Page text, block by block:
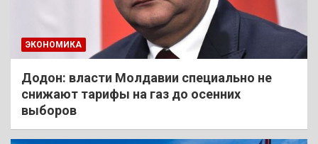
ЭКОНОМИКА
Додон: власти Молдавии специально не
снижают тарифы на газ до осенних
выборов